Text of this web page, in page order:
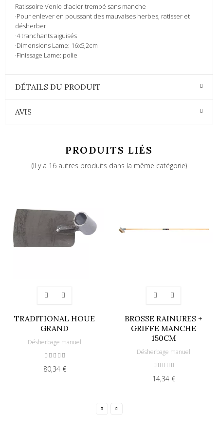
Ratissoire Venlo d'acier trempé sans manche
·Pour enlever en poussant des mauvaises herbes, ratisser et
désherber
·4 tranchants aiguisés
·Dimensions Lame: 16x5,2cm
·Finissage Lame: polie
DÉTAILS DU PRODUIT
AVIS
PRODUITS LIÉS
(Il y a 16 autres produits dans la même catégorie)
TRADITIONAL HOUE
GRAND
Désherbage manuel
80,34 €
BROSSE RAINURES +
GRIFFE MANCHE
150CM
Désherbage manuel
14,34 €